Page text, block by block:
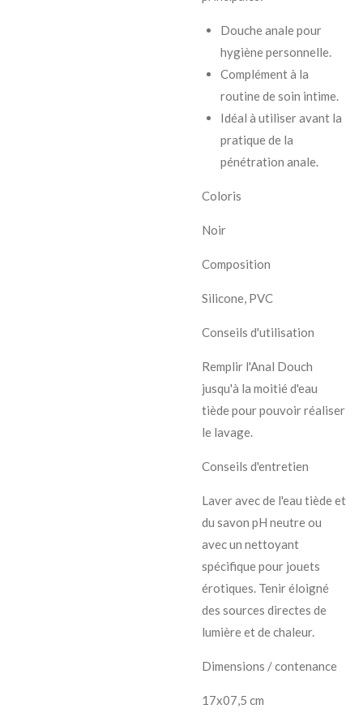
Douche anale pour
hygiène personnelle.
Complément à la
routine de soin intime.
Idéal à utiliser avant la
pratique de la
pénétration anale.
Coloris
Noir
Composition
Silicone, PVC
Conseils d'utilisation
Remplir l'Anal Douch
jusqu'à la moitié d'eau
tiède pour pouvoir réaliser
le lavage.
Conseils d'entretien
Laver avec de l'eau tiède et
du savon pH neutre ou
avec un nettoyant
spécifique pour jouets
érotiques. Tenir éloigné
des sources directes de
lumière et de chaleur.
Dimensions / contenance
17x07,5 cm